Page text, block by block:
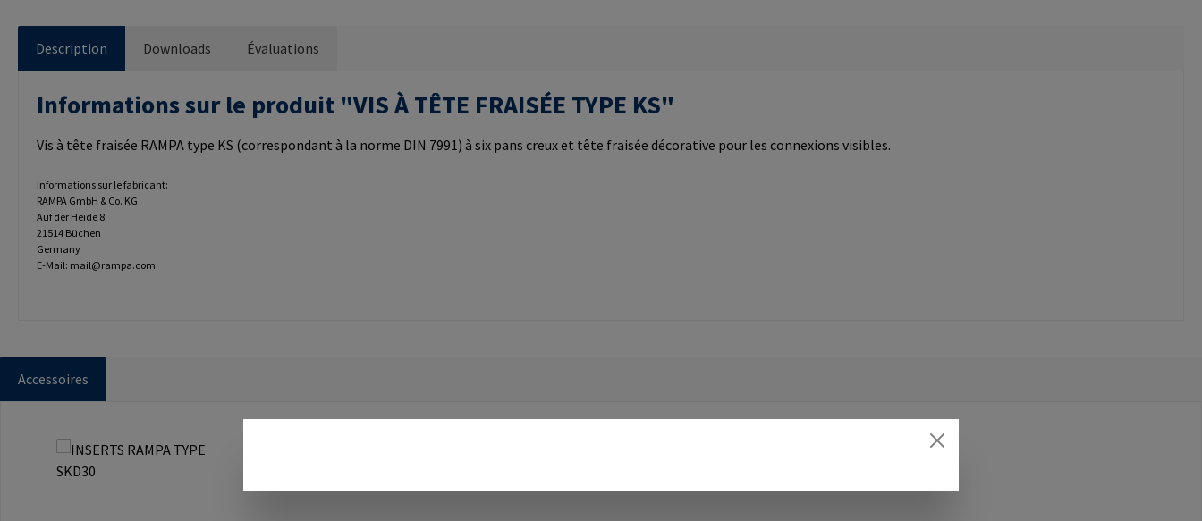
Description Downloads Évaluations
Informations sur le produit "VIS À TÊTE FRAISÉE TYPE KS"
Vis à tête fraisée RAMPA type KS (correspondant à la norme DIN 7991) à six pans creux et tête fraisée décorative pour les connexions visibles.
Informations sur le fabricant:
RAMPA GmbH & Co. KG
Auf der Heide 8
21514 Büchen
Germany
E-Mail: mail@rampa.com
Accessoires